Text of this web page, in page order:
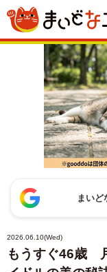
まい
2026.06.10(Wed)
もうすぐ46歳